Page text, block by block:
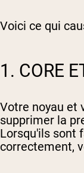
Voici ce qui
1. CORE
Votre noyau et
supprimer la
Lorsqu'ils sont
correctement,